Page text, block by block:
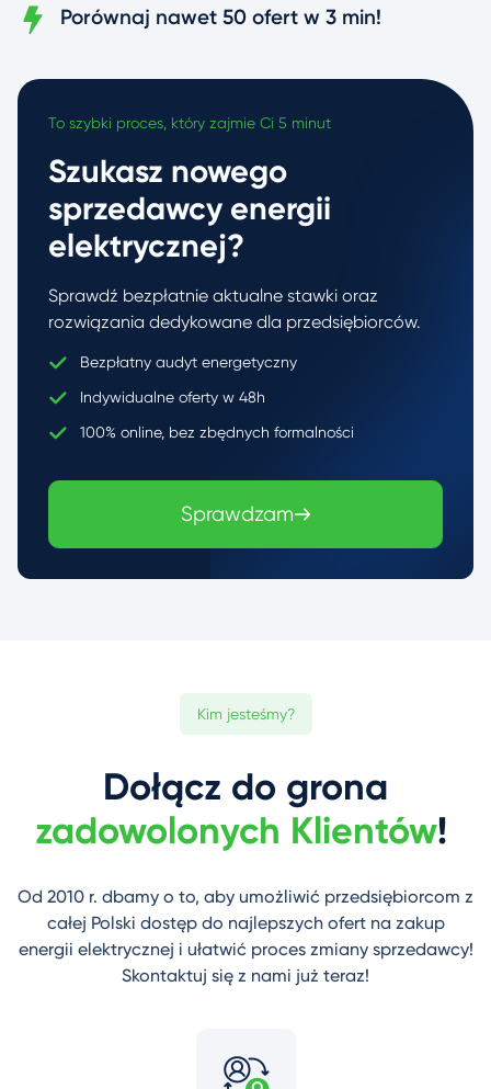
Porównaj nawet 50 ofert w 3 min!
To szybki proces, który zajmie Ci 5 minut
Szukasz nowego
sprzedawcy energii
elektrycznej?
Sprawdź bezpłatnie aktualne stawki oraz
rozwiązania dedykowane dla przedsiębiorców.
Bezpłatny audyt energetyczny
Indywidualne oferty w 48h
100% online, bez zbędnych formalności
Sprawdzam
Kim jesteśmy?
Dołącz do grona
zadowolonych Klientów!
Od 2010 r. dbamy o to, aby umożliwić przedsiębiorcom z
całej Polski dostęp do najlepszych ofert na zakup
energii elektrycznej i ułatwić proces zmiany sprzedawcy!
Skontaktuj się z nami już teraz!